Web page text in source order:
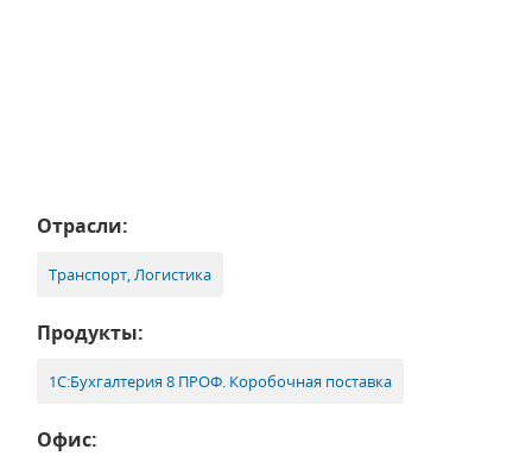
Отрасли:
Транспорт, Логистика
Продукты:
1С:Бухгалтерия 8 ПРОФ. Коробочная поставка
Офис: